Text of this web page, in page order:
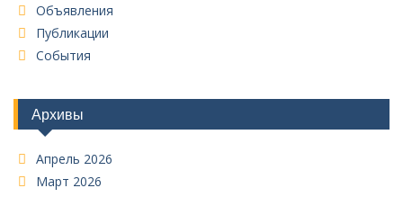
Объявления
Публикации
События
Архивы
Апрель 2026
Март 2026